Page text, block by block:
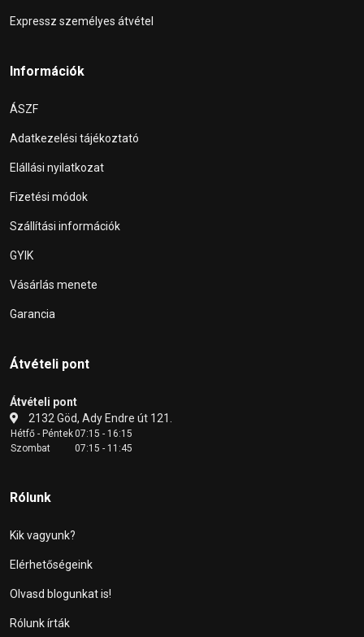
Expressz személyes átvétel
Információk
ÁSZF
Adatkezelési tájékoztató
Elállási nyilatkozat
Fizetési módok
Szállítási információk
GYIK
Vásárlás menete
Garancia
Átvételi pont
Átvételi pont
2132 Göd, Ady Endre út 121.
Hétfő - Péntek07:15 - 16:15
Szombat
07:15 - 11:45
Rólunk
Kik vagyunk?
Elérhetőségeink
Olvasd blogunkat is!
Rólunk írták